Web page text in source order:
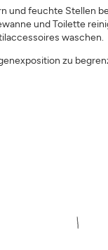
und feuchte Stellen
und Toilette
waschen.
zu